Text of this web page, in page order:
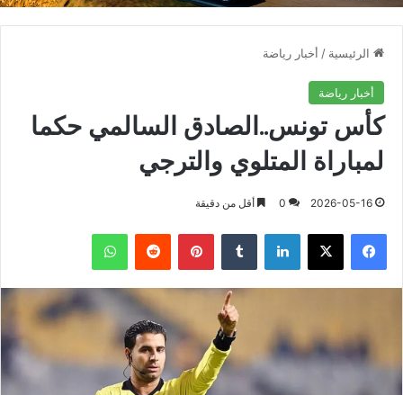
الرئيسية / أخبار رياضة
أخبار رياضة
كأس تونس..الصادق السالمي حكما
لمباراة المتلوي والترجي
2026-05-16
0 أقل من دقيقة
فيسبوك X لينكدإن بينتيريست واتساب